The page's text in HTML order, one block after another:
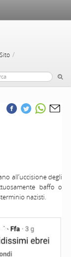
/
all’uccisione degli
baffo o
nazisti.